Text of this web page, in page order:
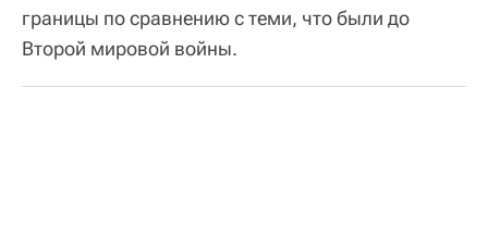
границы по сравнению с теми, что были до
Второй мировой войны.